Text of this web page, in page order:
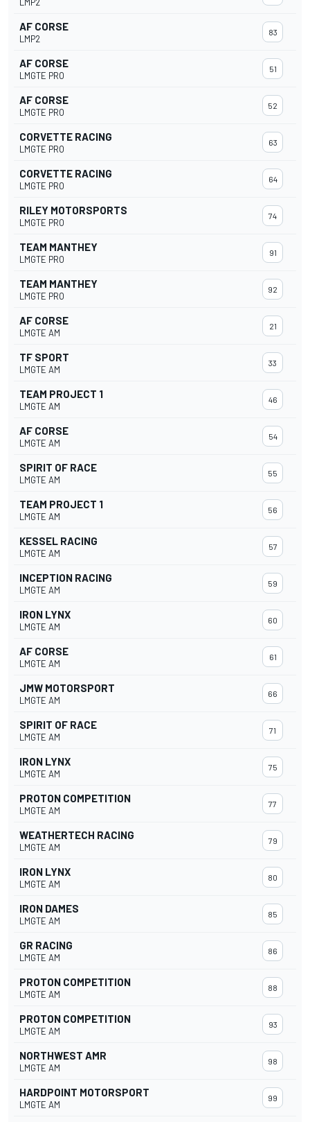
AF CORSE
LMP2
83
AF CORSE
LMGTE PRO
51
AF CORSE
LMGTE PRO
52
CORVETTE RACING
LMGTE PRO
63
CORVETTE RACING
LMGTE PRO
64
RILEY MOTORSPORTS
LMGTE PRO
74
TEAM MANTHEY
LMGTE PRO
91
TEAM MANTHEY
LMGTE PRO
92
AF CORSE
LMGTE AM
21
TF SPORT
LMGTE AM
33
TEAM PROJECT 1
LMGTE AM
46
AF CORSE
LMGTE AM
54
SPIRIT OF RACE
LMGTE AM
55
TEAM PROJECT 1
LMGTE AM
56
KESSEL RACING
LMGTE AM
57
INCEPTION RACING
LMGTE AM
59
IRON LYNX
LMGTE AM
60
AF CORSE
LMGTE AM
61
JMW MOTORSPORT
LMGTE AM
66
SPIRIT OF RACE
LMGTE AM
71
IRON LYNX
LMGTE AM
75
PROTON COMPETITION
LMGTE AM
77
WEATHERTECH RACING
LMGTE AM
79
IRON LYNX
LMGTE AM
80
IRON DAMES
LMGTE AM
85
GR RACING
LMGTE AM
86
PROTON COMPETITION
LMGTE AM
88
PROTON COMPETITION
LMGTE AM
93
NORTHWEST AMR
LMGTE AM
98
HARDPOINT MOTORSPORT
LMGTE AM
99